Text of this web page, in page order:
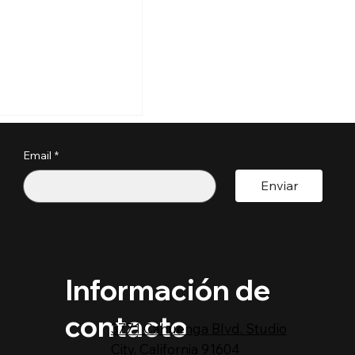
por estos
Email *
Enviar
Información de
contacto
3771 Cahuenga Blvd. Studio